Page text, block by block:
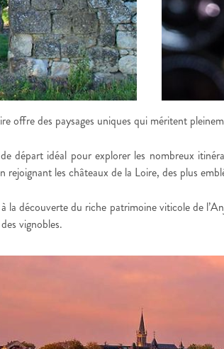
offre des paysages uniques qui méritent
départ idéal pour explorer les nombreux
les châteaux de la Loire, des plus
découverte du riche patrimoine viticole de
vignobles.